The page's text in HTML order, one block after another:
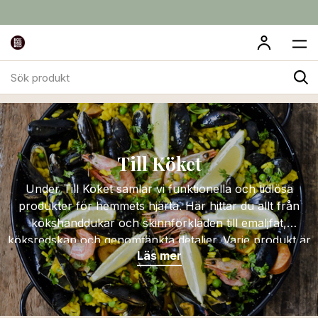
produktTill Köket
Till Köket
Under Till Köket samlar vi funktionella och tidlösa
produkter för hemmets hjärta. Här hittar du allt från
kökshanddukar och skinnförkläden till emaljfat,
köksredskap och genomtänkta detaljer. Varje produkt är
vald med fokus på kvalitet, hållbarhet och design – för
ett kök som fungerar lika bra till vardags som när det är
dags att bjuda in.
Läs mer